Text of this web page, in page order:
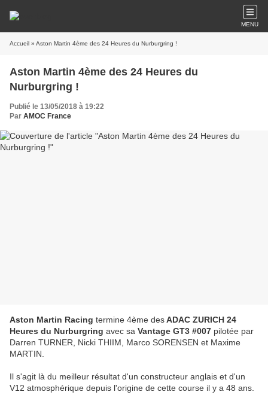
MENU
Accueil » Aston Martin 4ème des 24 Heures du Nurburgring !
Aston Martin 4ème des 24 Heures du
Nurburgring !
Publié le 13/05/2018 à 19:22
Par AMOC France
Aston Martin Racing termine 4ème desADAC ZURICH 24
Heures du Nurburgring avec sa Vantage GT3 #007 pilotée par
Darren TURNER, Nicki THIIM, Marco SORENSEN et Maxime
MARTIN.
Il s'agit là du meilleur résultat d'un constructeur anglais et d'un
V12 atmosphérique depuis l'origine de cette course il y a 48 ans.